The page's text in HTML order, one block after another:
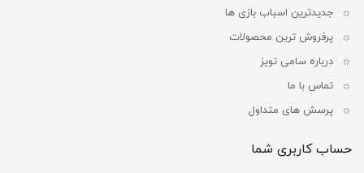
جدیدترین اسباب بازی ها
پرفروش ترین محصولات
درباره سامی تویز
تماس با ما
پرسش های متداول
حساب کاربری شما